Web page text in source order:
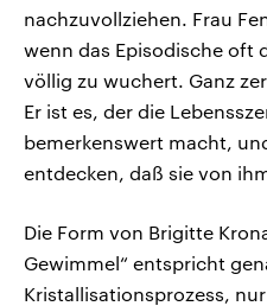
nachzuvollziehen. Frau
wenn das Episodische oft
völlig zu wuchert. Ganz
Er ist es, der die
bemerkenswert macht,
entdecken, daß sie von
Die Form von Brigitte
Gewimmel“ entspricht
Kristallisationsprozess,